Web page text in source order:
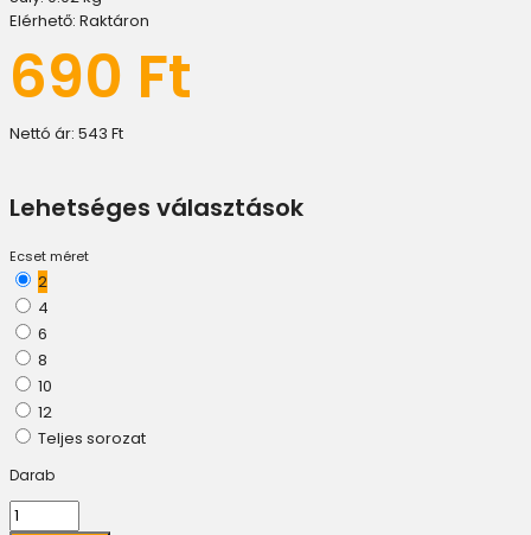
Elérhető: Raktáron
690 Ft
Nettó ár: 543 Ft
Lehetséges választások
Ecset méret
2
4
6
8
10
12
Teljes sorozat
Darab